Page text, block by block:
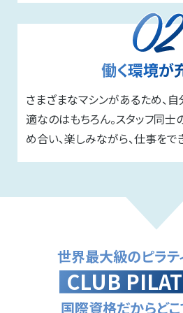
働く環境が
さまざまなマシンがあるため、
適なのはもちろん。スタッフ同士
め合い、楽しみながら、仕事をで
世界最大級のピラテ
CLUB
国際資格だからどこ